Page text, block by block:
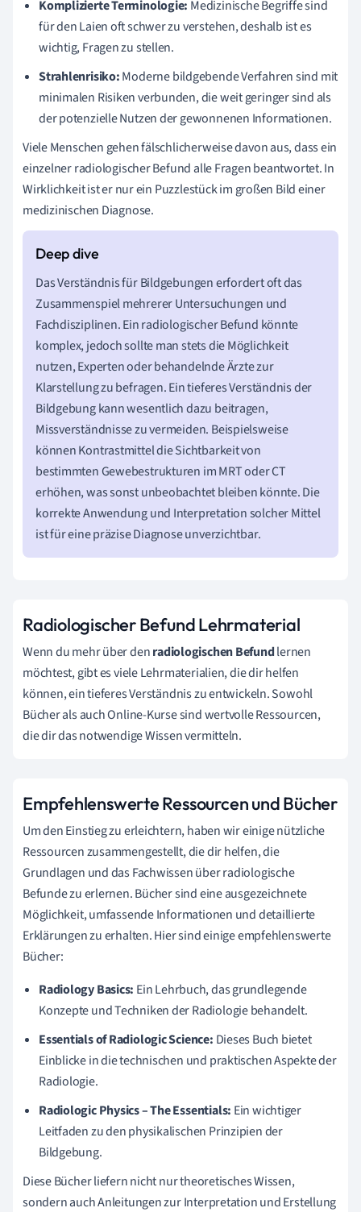
Komplizierte Terminologie: Medizinische Begriffe sind
für den Laien oft schwer zu verstehen, deshalb ist es
wichtig, Fragen zu stellen.
Strahlenrisiko:Moderne bildgebende Verfahren sind mit
minimalen Risiken verbunden, die weit geringer sind als
der potenzielle Nutzen der gewonnenen Informationen.
Viele Menschen gehen fälschlicherweise davon aus, dass ein
einzelner radiologischer Befund alle Fragen beantwortet. In
Wirklichkeit ist er nur ein Puzzlestück im großen Bild einer
medizinischen Diagnose.
Das Verständnis für Bildgebungen erfordert oft das
Zusammenspiel mehrerer Untersuchungen und
Fachdisziplinen. Ein radiologischer Befund könnte
komplex, jedoch sollte man stets die Möglichkeit
nutzen, Experten oder behandelnde Ärzte zur
Klarstellung zu befragen. Ein tieferes Verständnis der
Bildgebung kann wesentlich dazu beitragen,
Missverständnisse zu vermeiden. Beispielsweise
können Kontrastmittel die Sichtbarkeit von
bestimmten Gewebestrukturen im MRT oder CT
erhöhen, was sonst unbeobachtet bleiben könnte. Die
korrekte Anwendung und Interpretation solcher Mittel
ist für eine präzise Diagnose unverzichtbar.
Radiologischer Befund Lehrmaterial
Wenn du mehr über denradiologischen Befundlernen
möchtest, gibt es viele Lehrmaterialien, die dir helfen
können, ein tieferes Verständnis zu entwickeln. Sowohl
Bücher als auch Online-Kurse sind wertvolle Ressourcen,
die dir das notwendige Wissen vermitteln.
Empfehlenswerte Ressourcen und Bücher
Um den Einstieg zu erleichtern, haben wir einige nützliche
Ressourcen zusammengestellt, die dir helfen, die
Grundlagen und das Fachwissen über radiologische
Befunde zu erlernen. Bücher sind eine ausgezeichnete
Möglichkeit, umfassende Informationen und detaillierte
Erklärungen zu erhalten. Hier sind einige empfehlenswerte
Bücher:
Radiology Basics: Ein Lehrbuch, das grundlegende
Konzepte und Techniken der Radiologie behandelt.
Essentials of Radiologic Science: Dieses Buch bietet
Einblicke in die technischen und praktischen Aspekte der
Radiologie.
Radiologic Physics – The Essentials: Ein wichtiger
Leitfaden zu den physikalischen Prinzipien der
Bildgebung.
Diese Bücher liefern nicht nur theoretisches Wissen,
sondern auch Anleitungen zur Interpretation und Erstellung